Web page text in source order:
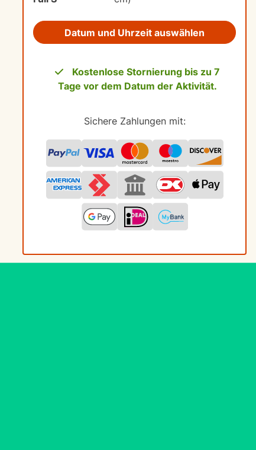
Datum und Uhrzeit auswählen
Kostenlose Stornierung bis zu 7
Tage vor dem Datum der Aktivität.
Sichere Zahlungen mit: